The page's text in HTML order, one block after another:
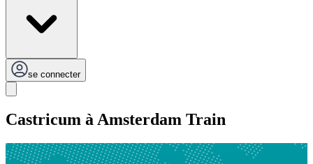
se connecter
Castricum à Amsterdam Train